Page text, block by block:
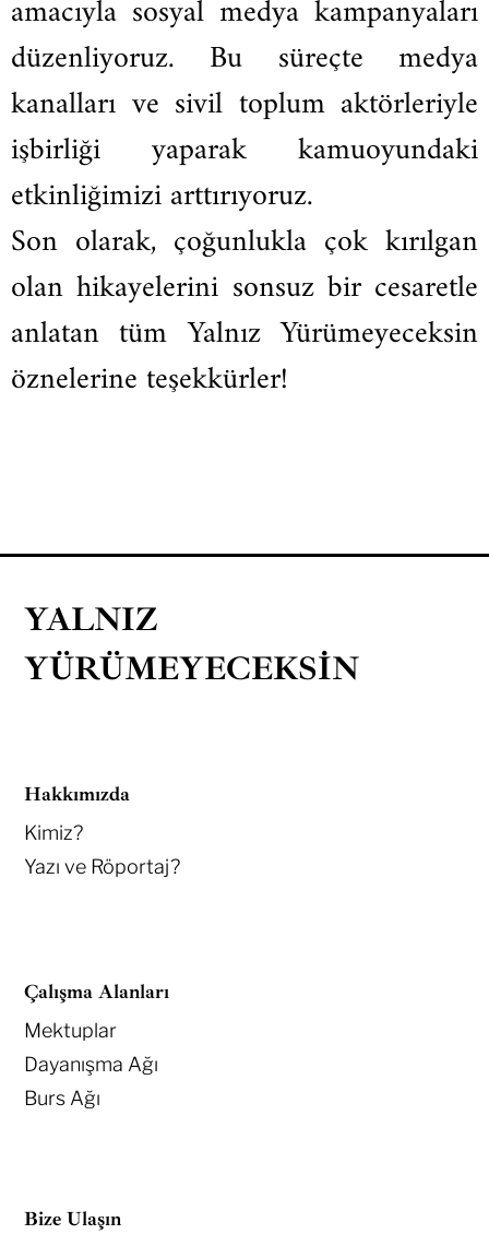
amacıyla sosyal medya kampanyaları
düzenliyoruz. Bu süreçte medya
kanalları ve sivil toplum aktörleriyle
işbirliği yaparak kamuoyundaki
etkinliğimizi arttırıyoruz.
Son olarak, çoğunlukla çok kırılgan
olan hikayelerini sonsuz bir cesaretle
anlatan tüm Yalnız Yürümeyeceksin
öznelerine teşekkürler!
YALNIZ
YÜRÜMEYECEKSIN
Hakkımızda
Kimiz?
Yazı ve Röportaj?
Çalışma Alanları
Mektuplar
Dayanışma Ağı
Burs Ağı
Bize Ulaşın